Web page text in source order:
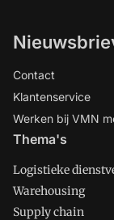
Contact
Klantenservice
Werken bij VMN
Thema's
Logistieke
Warehousing
Supply chain